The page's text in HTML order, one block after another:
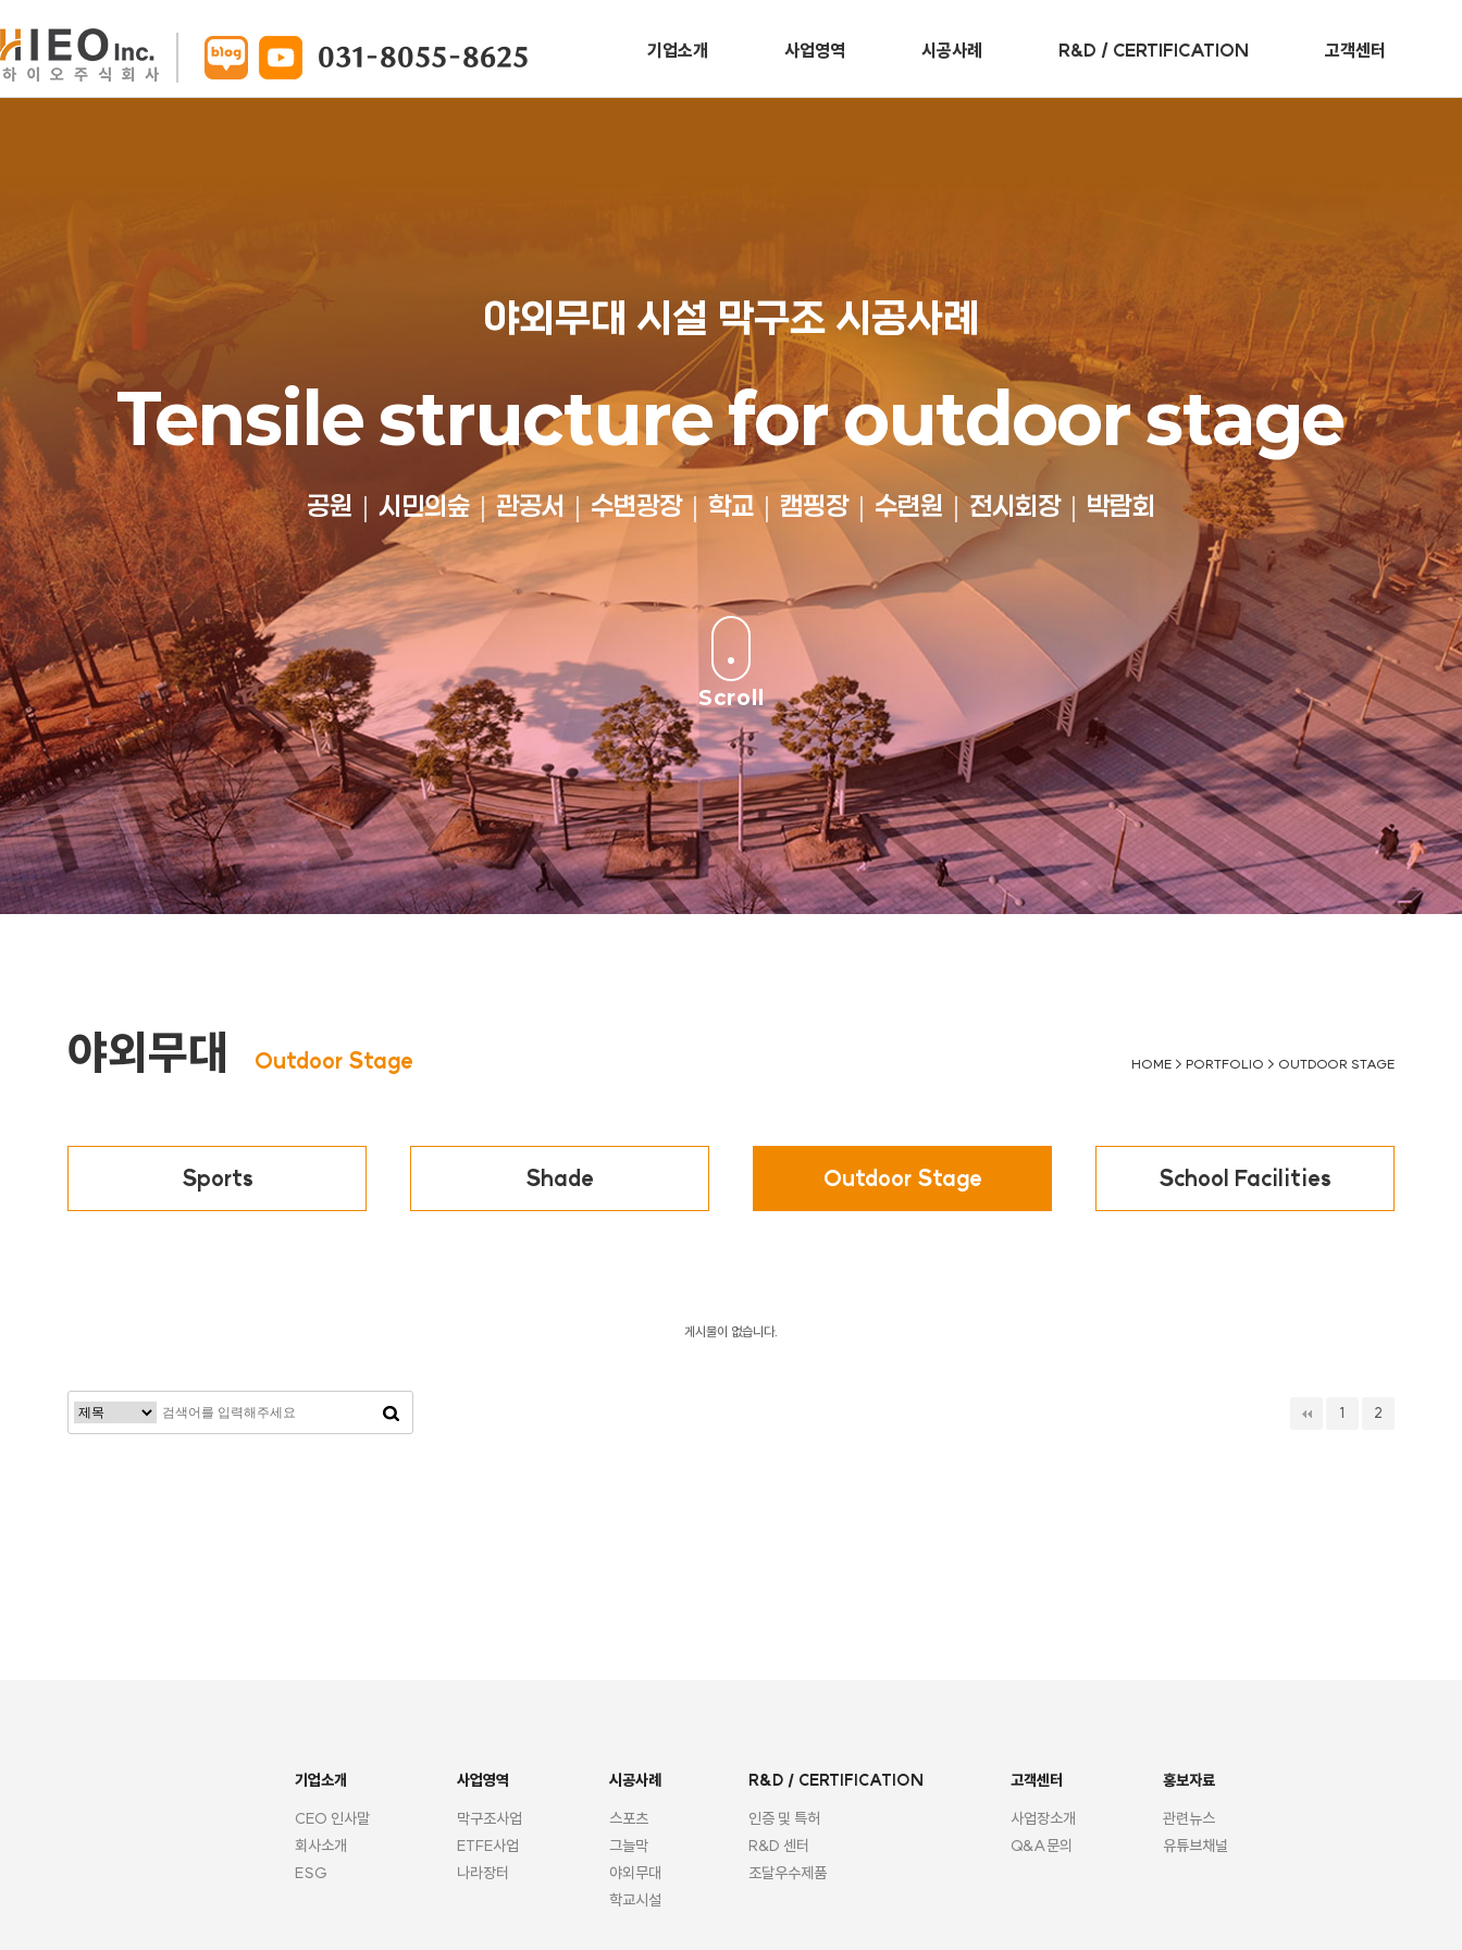
031-8055-8625 기업소개 사업영역 시공사례 R&D / CERTIFICATION 고객센터
야외무대 시설 막구조 시공사례
Tensile structure for outdoor stage
공원｜시민의숲｜관공서｜수변광장｜학교｜캠핑장｜수련원｜전시회장｜박람회
Scroll
야외무대 Outdoor Stage HOME > PORTFOLIO > OUTDOOR STAGE
Sports Shade Outdoor Stage School Facilities
게시물이 없습니다.
1 2
기업소개
CEO 인사말
회사소개
ESG
사업영역
막구조사업
ETFE사업
나라장터
시공사례
스포츠
그늘막
야외무대
학교시설
R&D / CERTIFICATION
인증 및 특허
R&D 센터
조달우수제품
고객센터
사업장소개
Q&A문의
홍보자료
관련뉴스
유튜브채널